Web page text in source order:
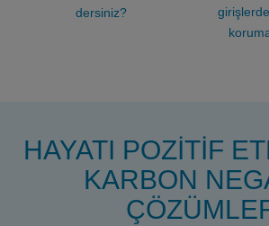
dersiniz?
HAYATI POZİTİF
KARBON